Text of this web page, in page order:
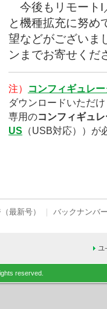
今後もリモートI
と機種拡充に努め
望などがございま
ンまでお寄せくだ
注）
コンフィギュレ
ダウンロードいただ
専用のコンフィギュ
US （USB対応））が
最新号） バックナンバ
reserved.